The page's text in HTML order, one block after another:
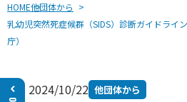
HOME他団体から
乳幼児突然死症候群（SIDS）診断ガイドライ
庁）
2024/10/22 他団体から